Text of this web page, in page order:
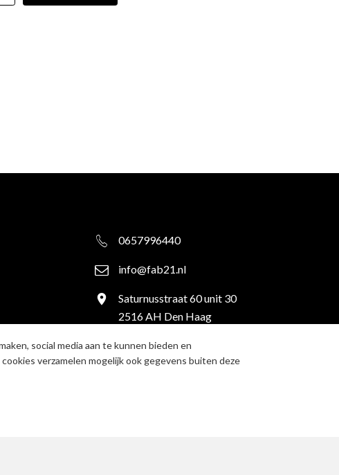
social media aan te kunnen bieden en
verzamelen mogelijk ook gegevens buiten deze
0657996440
info@fab21.nl
Saturnusstraat 60 unit 30
2516 AH Den Haag